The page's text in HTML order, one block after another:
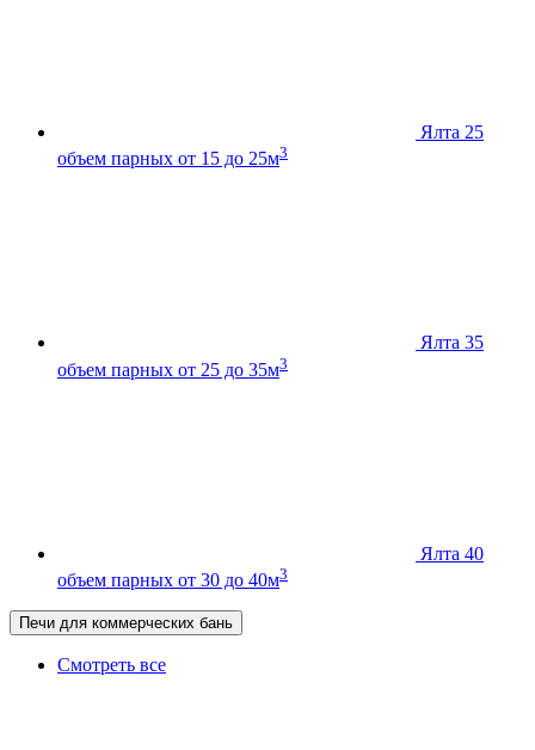
Ялта 25
объем парных от 15 до 25м3
Ялта 35
объем парных от 25 до 35м3
Ялта 40
объем парных от 30 до 40м3
Печи для коммерческих бань
Смотреть все